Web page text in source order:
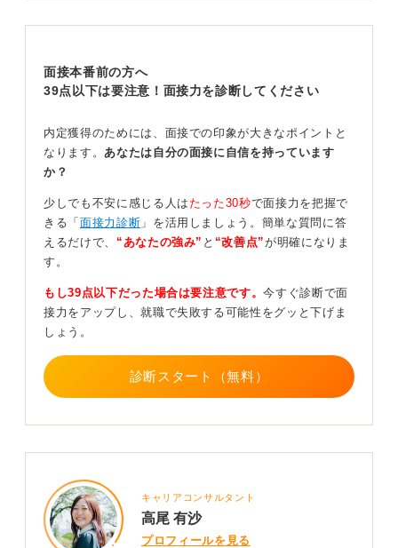
要な技能を修得する技能習得費などの制度もあります。
最初のステップになる
実際の申請は、まずケースワーカーに相談することが必
してもらえます。
また、大学に在籍している場合は、大学のキャリアセン
ターにも相談してみることも有効な方法です。実際に交
通費や証明写真代を支援してくれる大学もあります。
ネットである程度情報を調べたら、身の回りのケースワ
ーカーやハローワーク、大学など様々な方向から情報を
集めることが、安心して就職活動を進めるための一歩と
なります。
面接本番前の方へ
39点以下は要注意！面接力を診断してください
内定獲得のためには、面接での印象が大きなポイントと
なります。 あなたは自分の面接に自信を持っています
か？
少しでも不安に感じる人は たった30秒で面接力を把握で
きる「 面接力診断 」を活用しましょう。簡単な質問に答
えるだけで、 “あなたの強み” と “改善点”が明確になりま
す。
もし39点以下だった場合は要注意です。今すぐ診断で面
接力をアップし、就職で失敗する可能性をグッと下げま
しょう。
診断スタート（無料）
キャリアコンサルタント
高尾 有沙
プロフィールを見る